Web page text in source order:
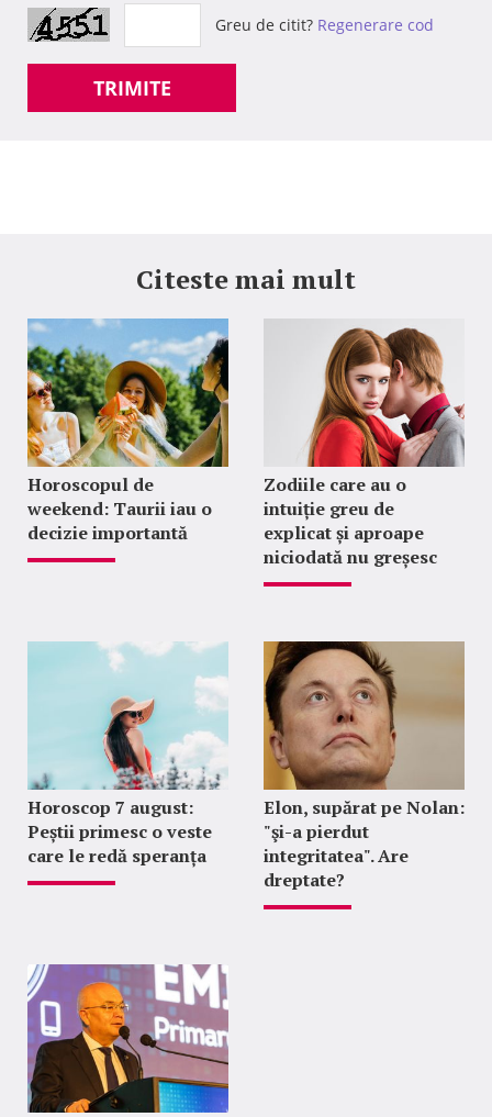
Greu de citit? Regenerare cod
TRIMITE
Citeste mai mult
Horoscopul de
weekend: Taurii iau o
decizie importantă
Zodiile care au o
intuiție greu de
explicat și aproape
niciodată nu greșesc
Horoscop 7 august:
Peștii primesc o veste
care le redă speranța
Elon, supărat pe Nolan:
"şi-a pierdut
integritatea". Are
dreptate?